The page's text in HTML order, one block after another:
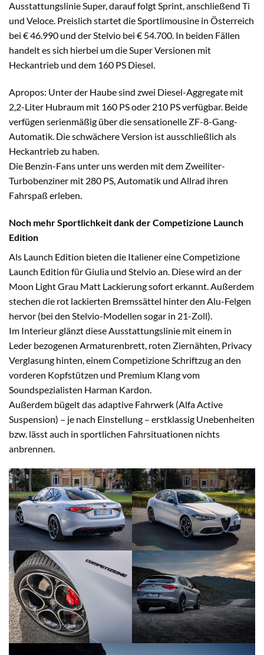
Ausstattungslinie Super, darauf folgt Sprint, anschließend Ti
und Veloce. Preislich startet die Sportlimousine in Österreich
bei € 46.990 und der Stelvio bei € 54.700. In beiden Fällen
handelt es sich hierbei um die Super Versionen mit
Heckantrieb und dem 160 PS Diesel.
Apropos: Unter der Haube sind zwei Diesel-Aggregate mit
2,2-Liter Hubraum mit 160 PS oder 210 PS verfügbar. Beide
verfügen serienmäßig über die sensationelle ZF-8-Gang-
Automatik. Die schwächere Version ist ausschließlich als
Heckantrieb zu haben.
Die Benzin-Fans unter uns werden mit dem Zweiliter-
Turbobenziner mit 280 PS, Automatik und Allrad ihren
Fahrspaß erleben.
Noch mehr Sportlichkeit dank der Competizione Launch
Edition
Als Launch Edition bieten die Italiener eine Competizione
Launch Edition für Giulia und Stelvio an. Diese wird an der
Moon Light Grau Matt Lackierung sofort erkannt. Außerdem
stechen die rot lackierten Bremssättel hinter den Alu-Felgen
hervor (bei den Stelvio-Modellen sogar in 21-Zoll).
Im Interieur glänzt diese Ausstattungslinie mit einem in
Leder bezogenen Armaturenbrett, roten Ziernähten, Privacy
Verglasung hinten, einem Competizione Schriftzug an den
vorderen Kopfstützen und Premium Klang vom
Soundspezialisten Harman Kardon.
Außerdem bügelt das adaptive Fahrwerk (Alfa Active
Suspension) – je nach Einstellung – erstklassig Unebenheiten
bzw. lässt auch in sportlichen Fahrsituationen nichts
anbrennen.